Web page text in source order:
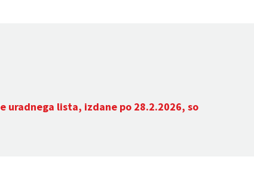
uradnega lista, izdane po 28.2.2026, so